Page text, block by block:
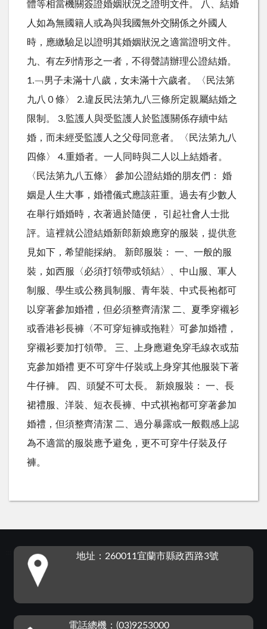
體等相當機關簽證婚姻狀況之證明文件。 八、結婚
人如為無國籍人或為與我國無外交關係之外國人
時，應繳驗足以證明其婚姻狀況之適當證明文件。
九、有左列情形之一者，不得聲請辦理公證結婚。
1.﹁男子未滿十八歲，女未滿十六歲者。〈民法第
九八０條〉 2.違反民法第九八三條所定親屬結婚之
限制。 3.監護人與受監護人於監護關係存續中結
婚，而未經受監護人之父母同意者。〈民法第九八
四條〉 4.重婚者。一人同時與二人以上結婚者。
〈民法第九八五條〉 參加公證結婚的朋友們： 婚
姻是人生大事，婚禮儀式應該莊重。過去有少數人
在舉行婚婚時，衣著過於隨便， 引起社會人士批
評。這裡就公證結婚新郎新娘應穿的服裝，提供意
見如下，希望能採納。 新郎服裝： 一、一般的服
裝，如西服〈必須打領帶或領結〉、中山服、軍人
制服、學生或公務員制服、青年裝、中式長袍都可
以穿著參加婚禮，但必須整齊清潔 二、夏季穿襯衫
或香港衫長褲〈不可穿短褲或拖鞋〉可參加婚禮，
穿襯衫要加打領帶。 三、上身應避免穿毛線衣或茄
克參加婚禮 更不可穿牛仔裝或上身穿其他服裝下著
牛仔褲。 四、頭髮不可太長。 新娘服裝： 一、長
裙禮服、洋裝、短衣長褲、中式祺袍都可穿著參加
婚禮，但須整齊清潔 二、過分暴露或一般觀感上認
為不適當的服裝應予避免，更不可穿牛仔裝及仔
褲。
地址：260011宜蘭市縣政西路3號
電話總機：(03)9253000